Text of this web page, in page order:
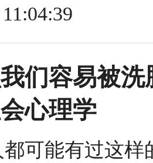
们容易被
心理学
可能有过这